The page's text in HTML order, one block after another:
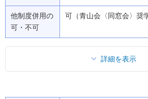
他制度併用の
可・不可
可（青山会〈同窓会〉奨
詳細を表示